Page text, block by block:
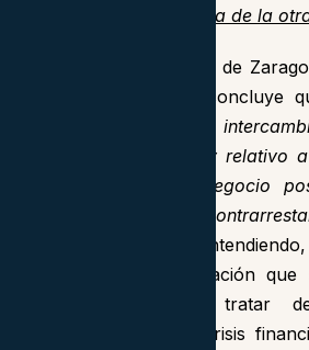
ilícitamente, será a costa de la
La Audiencia Provincial de
citada, efectivamente concluye
“los
sensible y abundante y relativo
de concesionario y negocio
exclusivamente para
,
intercambio de información
exclusivamente para tratar
concesionarios de la crisis